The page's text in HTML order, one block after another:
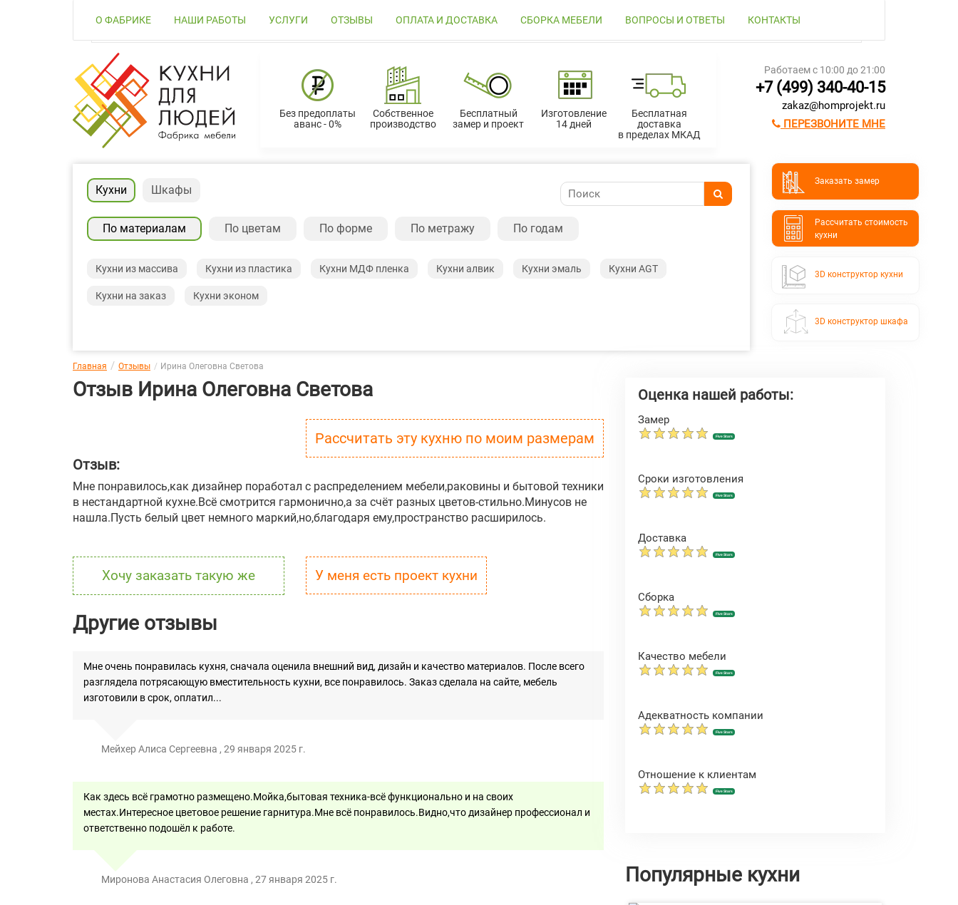
О ФАБРИКЕ НАШИ РАБОТЫ УСЛУГИ ОТЗЫВЫ ОПЛАТА И ДОСТАВКА СБОРКА МЕБЕЛИ ВОПРОСЫ И ОТВЕТЫ КОНТАКТЫ
Без предоплаты
аванс - 0%
Собственное
производство
Бесплатный
замер и проект
Изготовление
14 дней
Бесплатная
доставка
в пределах МКАД
Работаем с 10:00 до 21:00
+7 (499) 340-40-15
zakaz@homprojekt.ru
ПЕРЕЗВОНИТЕ МНЕ
Кухни Шкафы
По материалам По цветам По форме По метражу По годам
Кухни из массива Кухни из пластика Кухни МДФ пленка Кухни алвик Кухни эмаль Кухни AGT
Кухни на заказ Кухни эконом
Заказать замер
Расcчитать стоимость
кухни
3D конструктор кухни
3D конструктор шкафа
Главная Отзывы Ирина Олеговна Светова
Отзыв Ирина Олеговна Светова
Рассчитать эту кухню по моим размерам
Отзыв:
Мне понравилось,как дизайнер поработал с распределением мебели,раковины и бытовой техники
в нестандартной кухне.Всё смотрится гармонично,а за счёт разных цветов-стильно.Минусов не
нашла.Пусть белый цвет немного маркий,но,благодаря ему,пространство расширилось.
Хочу заказать такую же У меня есть проект кухни
Другие отзывы
Мне очень понравилась кухня, сначала оценила внешний вид, дизайн и качество материалов. После всего
разглядела потрясающую вместительность кухни, все понравилось. Заказ сделала на сайте, мебель
изготовили в срок, оплатил...
Мейхер Алиса Сергеевна , 29 января 2025 г.
Как здесь всё грамотно размещено.Мойка,бытовая техника-всё функционально и на своих
местах.Интересное цветовое решение гарнитура.Мне всё понравилось.Видно,что дизайнер профессионал и
ответственно подошёл к работе.
Миронова Анастасия Олеговна , 27 января 2025 г.
Оценка нашей работы:
Замер
Five Stars
Сроки изготовления
Five Stars
Доставка
Five Stars
Сборка
Five Stars
Качество мебели
Five Stars
Адекватность компании
Five Stars
Отношение к клиентам
Five Stars
Популярные кухни